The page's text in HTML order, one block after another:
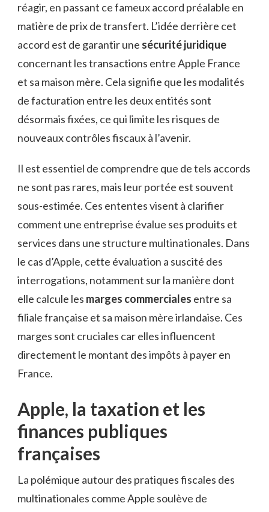
réagir, en passant ce fameux accord préalable en
matière de prix de transfert. L’idée derrière cet
accord est de garantir une sécurité juridique
concernant les transactions entre Apple France
et sa maison mère. Cela signifie que les modalités
de facturation entre les deux entités sont
désormais fixées, ce qui limite les risques de
nouveaux contrôles fiscaux à l’avenir.
Il est essentiel de comprendre que de tels accords
ne sont pas rares, mais leur portée est souvent
sous-estimée. Ces ententes visent à clarifier
comment une entreprise évalue ses produits et
services dans une structure multinationales. Dans
le cas d’Apple, cette évaluation a suscité des
interrogations, notamment sur la manière dont
elle calcule les marges commerciales entre sa
filiale française et sa maison mère irlandaise. Ces
marges sont cruciales car elles influencent
directement le montant des impôts à payer en
France.
Apple, la taxation et les
finances publiques
françaises
La polémique autour des pratiques fiscales des
multinationales comme Apple soulève de